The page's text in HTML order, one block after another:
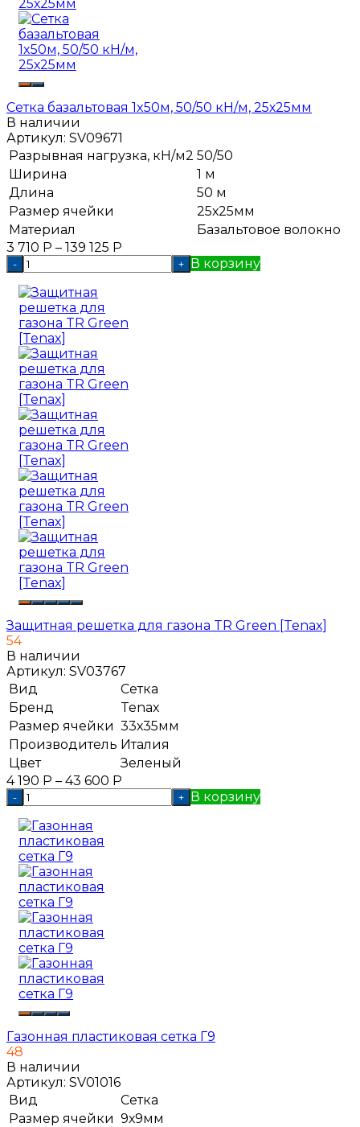
Сетка базальтовая 1x50м, 50/50 кН/м, 25х25мм
В наличии
Артикул: SV09671
Разрывная нагрузка, кН/м2 50/50
Ширина
1 м
Длина
50 м
Размер ячейки
25х25мм
Материал
Базальтовое волокно
3 710 Р – 139 125 Р
- + В корзину
Защитная решетка для газона TR Green [Tenax]
54
В наличии
Артикул: SV03767
Вид
Сетка
Бренд
Tenax
Размер ячейки 33х35мм
Производитель Италия
Цвет
Зеленый
4 190 Р – 43 600 Р
- + В корзину
Газонная пластиковая сетка Г9
48
В наличии
Артикул: SV01016
Вид
Сетка
Размер ячейки 9х9мм